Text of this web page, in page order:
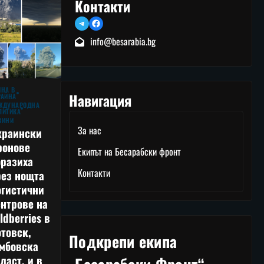
В
нощта
на
в
и в
Контакти
TelegramFacebook
info@besarabia.bg
Навигация
За нас
Екипът на Бесарабски фронт
Контакти
Подкрепи екипа